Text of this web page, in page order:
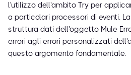
l'utilizzo dell'ambito Try per
a particolari processori di eventi.
struttura dati dell'oggetto Mule
errori agli errori personalizzati
questo argomento fondamentale.